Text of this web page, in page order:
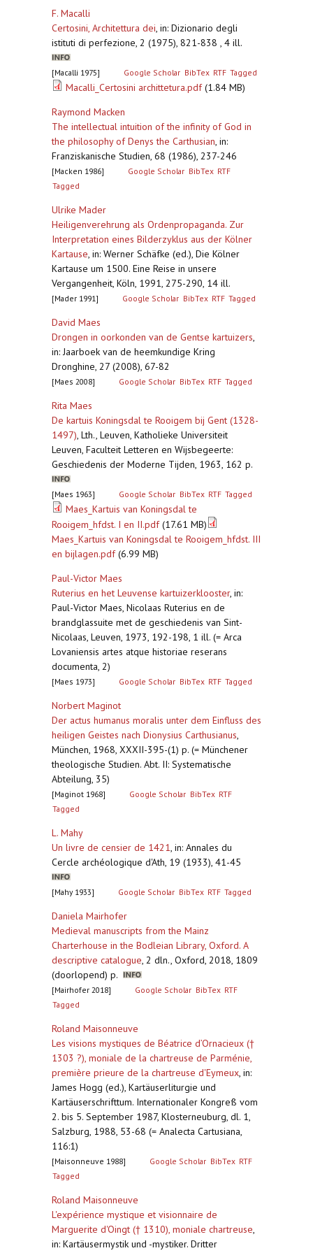
F. Macalli
Certosini, Architettura dei, in: Dizionario degli
istituti di perfezione, 2 (1975), 821-838 , 4 ill.
[Macalli 1975] Google Scholar BibTex RTF Tagged
Macalli_Certosini archittetura.pdf(1.84 MB)
Raymond Macken
The intellectual intuition of the infinity of God in
the philosophy of Denys the Carthusian, in:
Franziskanische Studien, 68 (1986), 237-246
[Macken 1986] Google Scholar BibTex RTF
Tagged
Ulrike Mader
Heiligenverehrung als Ordenpropaganda. Zur
Interpretation eines Bilderzyklus aus der Kölner
Kartause, in: Werner Schäfke (ed.), Die Kölner
Kartause um 1500. Eine Reise in unsere
Vergangenheit, Köln, 1991, 275-290, 14 ill.
[Mader 1991] Google Scholar BibTex RTF Tagged
David Maes
Drongen in oorkonden van de Gentse kartuizers,
in: Jaarboek van de heemkundige Kring
Dronghine, 27 (2008), 67-82
[Maes 2008] Google Scholar BibTex RTF Tagged
Rita Maes
De kartuis Koningsdal te Rooigem bij Gent (1328-
1497), Lth., Leuven, Katholieke Universiteit
Leuven, Faculteit Letteren en Wijsbegeerte:
Geschiedenis der Moderne Tijden, 1963, 162 p.
[Maes 1963] Google Scholar BibTex RTF Tagged
Maes_Kartuis van Koningsdal te
Rooigem_hfdst. I en II.pdf(17.61 MB)
Maes_Kartuis van Koningsdal te Rooigem_hfdst. III
en bijlagen.pdf(6.99 MB)
Paul-Victor Maes
Ruterius en het Leuvense kartuizerklooster, in:
Paul-Victor Maes, Nicolaas Ruterius en de
brandglassuite met de geschiedenis van Sint-
Nicolaas, Leuven, 1973, 192-198, 1 ill. (= Arca
Lovaniensis artes atque historiae reserans
documenta, 2)
[Maes 1973] Google Scholar BibTex RTF Tagged
Norbert Maginot
Der actus humanus moralis unter dem Einfluss des
heiligen Geistes nach Dionysius Carthusianus,
München, 1968, XXXII-395-(1) p. (= Münchener
theologische Studien. Abt. II: Systematische
Abteilung, 35)
[Maginot 1968] Google Scholar BibTex RTF
Tagged
L. Mahy
Un livre de censier de 1421, in: Annales du
Cercle archéologique d'Ath, 19 (1933), 41-45
[Mahy 1933] Google Scholar BibTex RTF Tagged
Daniela Mairhofer
Medieval manuscripts from the Mainz
Charterhouse in the Bodleian Library, Oxford. A
descriptive catalogue, 2 dln., Oxford, 2018, 1809
(doorlopend) p.
[Mairhofer 2018] Google Scholar BibTex RTF
Tagged
Roland Maisonneuve
Les visions mystiques de Béatrice d’Ornacieux (†
1303 ?), moniale de la chartreuse de Parménie,
première prieure de la chartreuse d'Eymeux, in:
James Hogg (ed.), Kartäuserliturgie und
Kartäuserschrifttum. Internationaler Kongreß vom
2. bis 5. September 1987, Klosterneuburg, dl. 1,
Salzburg, 1988, 53-68 (= Analecta Cartusiana,
116:1)
[Maisonneuve 1988] Google Scholar BibTex RTF
Tagged
Roland Maisonneuve
L'expérience mystique et visionnaire de
Marguerite d'Oingt († 1310), moniale chartreuse,
in: Kartäusermystik und -mystiker. Dritter